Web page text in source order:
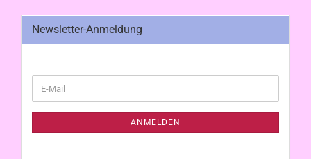
Newsletter-Anmeldung
ZUR
E-
Mail
ANMELDEN